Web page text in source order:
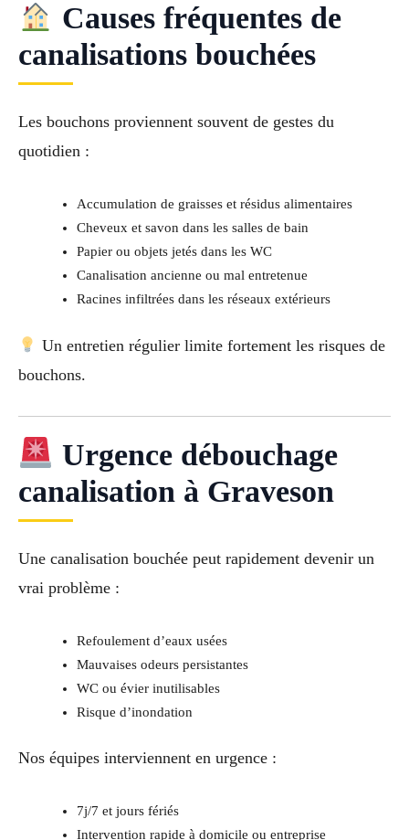
Causes fréquentes de
canalisations bouchées
Les bouchons proviennent souvent de gestes du
quotidien :
Accumulation de graisses et résidus alimentaires
Cheveux et savon dans les salles de bain
Papier ou objets jetés dans les WC
Canalisation ancienne ou mal entretenue
Racines infiltrées dans les réseaux extérieurs
Un entretien régulier limite fortement les risques de
bouchons.
Urgence débouchage
canalisation à Graveson
Une canalisation bouchée peut rapidement devenir un
vrai problème :
Refoulement d’eaux usées
Mauvaises odeurs persistantes
WC ou évier inutilisables
Risque d’inondation
Nos équipes interviennent en urgence :
7j/7 et jours fériés
Intervention rapide à domicile ou entreprise